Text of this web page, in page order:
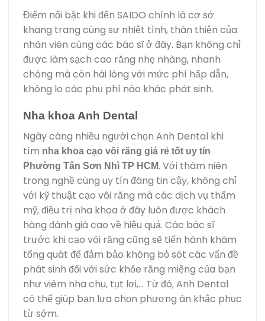
Điểm nổi bật khi đến SAIDO chính là cơ sở
khang trang cùng sự nhiệt tình, thân thiện của
nhân viên cùng các bác sĩ ở đây. Bạn không chỉ
được làm sạch cao răng nhẹ nhàng, nhanh
chóng mà còn hài lòng với mức phí hấp dẫn,
không lo các phụ phí nào khác phát sinh.
Nha khoa Anh Dental
Ngày càng nhiều người chọn Anh Dental khi
tìm nha khoa cạo vôi răng giá rẻ tốt uy tín
Phường Tân Sơn Nhì TP HCM. Với thâm niên
trong nghề cùng uy tín đáng tin cậy, không chỉ
với kỹ thuật cạo vôi răng mà các dịch vụ thẩm
mỹ, điều trị nha khoa ở đây luôn được khách
hàng đánh giá cao về hiệu quả. Các bác sĩ
trước khi cạo vôi răng cũng sẽ tiến hành khám
tổng quát để đảm bảo không bỏ sót các vấn đề
phát sinh đối với sức khỏe răng miệng của bạn
như viêm nha chu, tụt lợi,… Từ đó, Anh Dental
có thể giúp bạn lựa chọn phương án khắc phục
từ sớm.